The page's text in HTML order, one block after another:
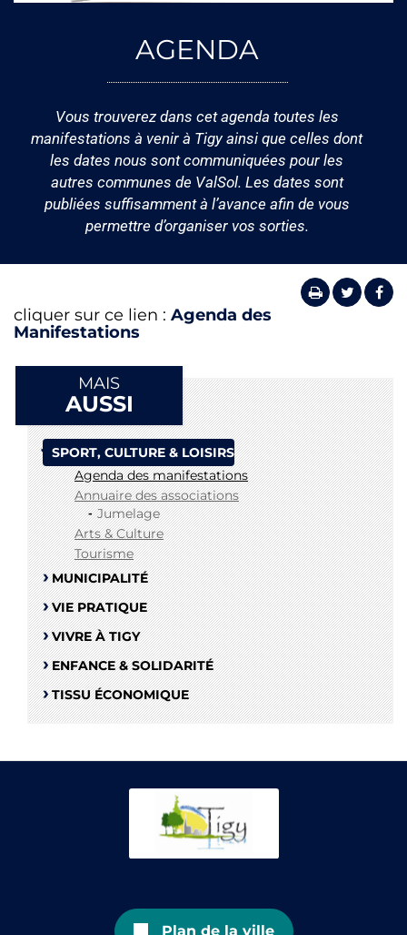
AGENDA
Vous trouverez dans cet agenda toutes les
manifestations à venir à Tigy ainsi que celles dont
les dates nous sont communiquées pour les
autres communes de ValSol. Les dates sont
publiées suffisamment à l’avance afin de vous
permettre d’organiser vos sorties.
cliquer sur ce lien : Agenda des
Manifestations
MAIS
AUSSI
SPORT, CULTURE & LOISIRS
Agenda des manifestations
Annuaire des associations
Jumelage
Arts & Culture
Tourisme
MUNICIPALITÉ
VIE PRATIQUE
VIVRE À TIGY
ENFANCE & SOLIDARITÉ
TISSU ÉCONOMIQUE
Plan de la ville